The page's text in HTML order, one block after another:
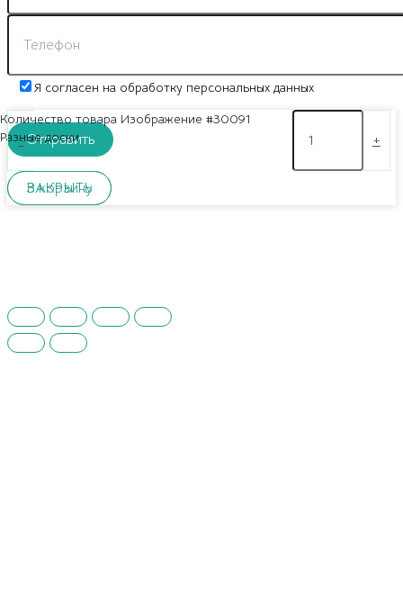
Я согласен на обработку персональных данных
ЗАКРЫТЬ
-
Количество товара Изображение #30091
Разные доски
+
В корзину